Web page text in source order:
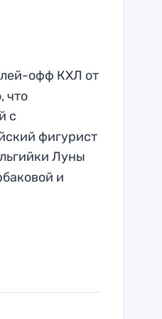
офф КХЛ от
что
с
фигурист
Луны
и